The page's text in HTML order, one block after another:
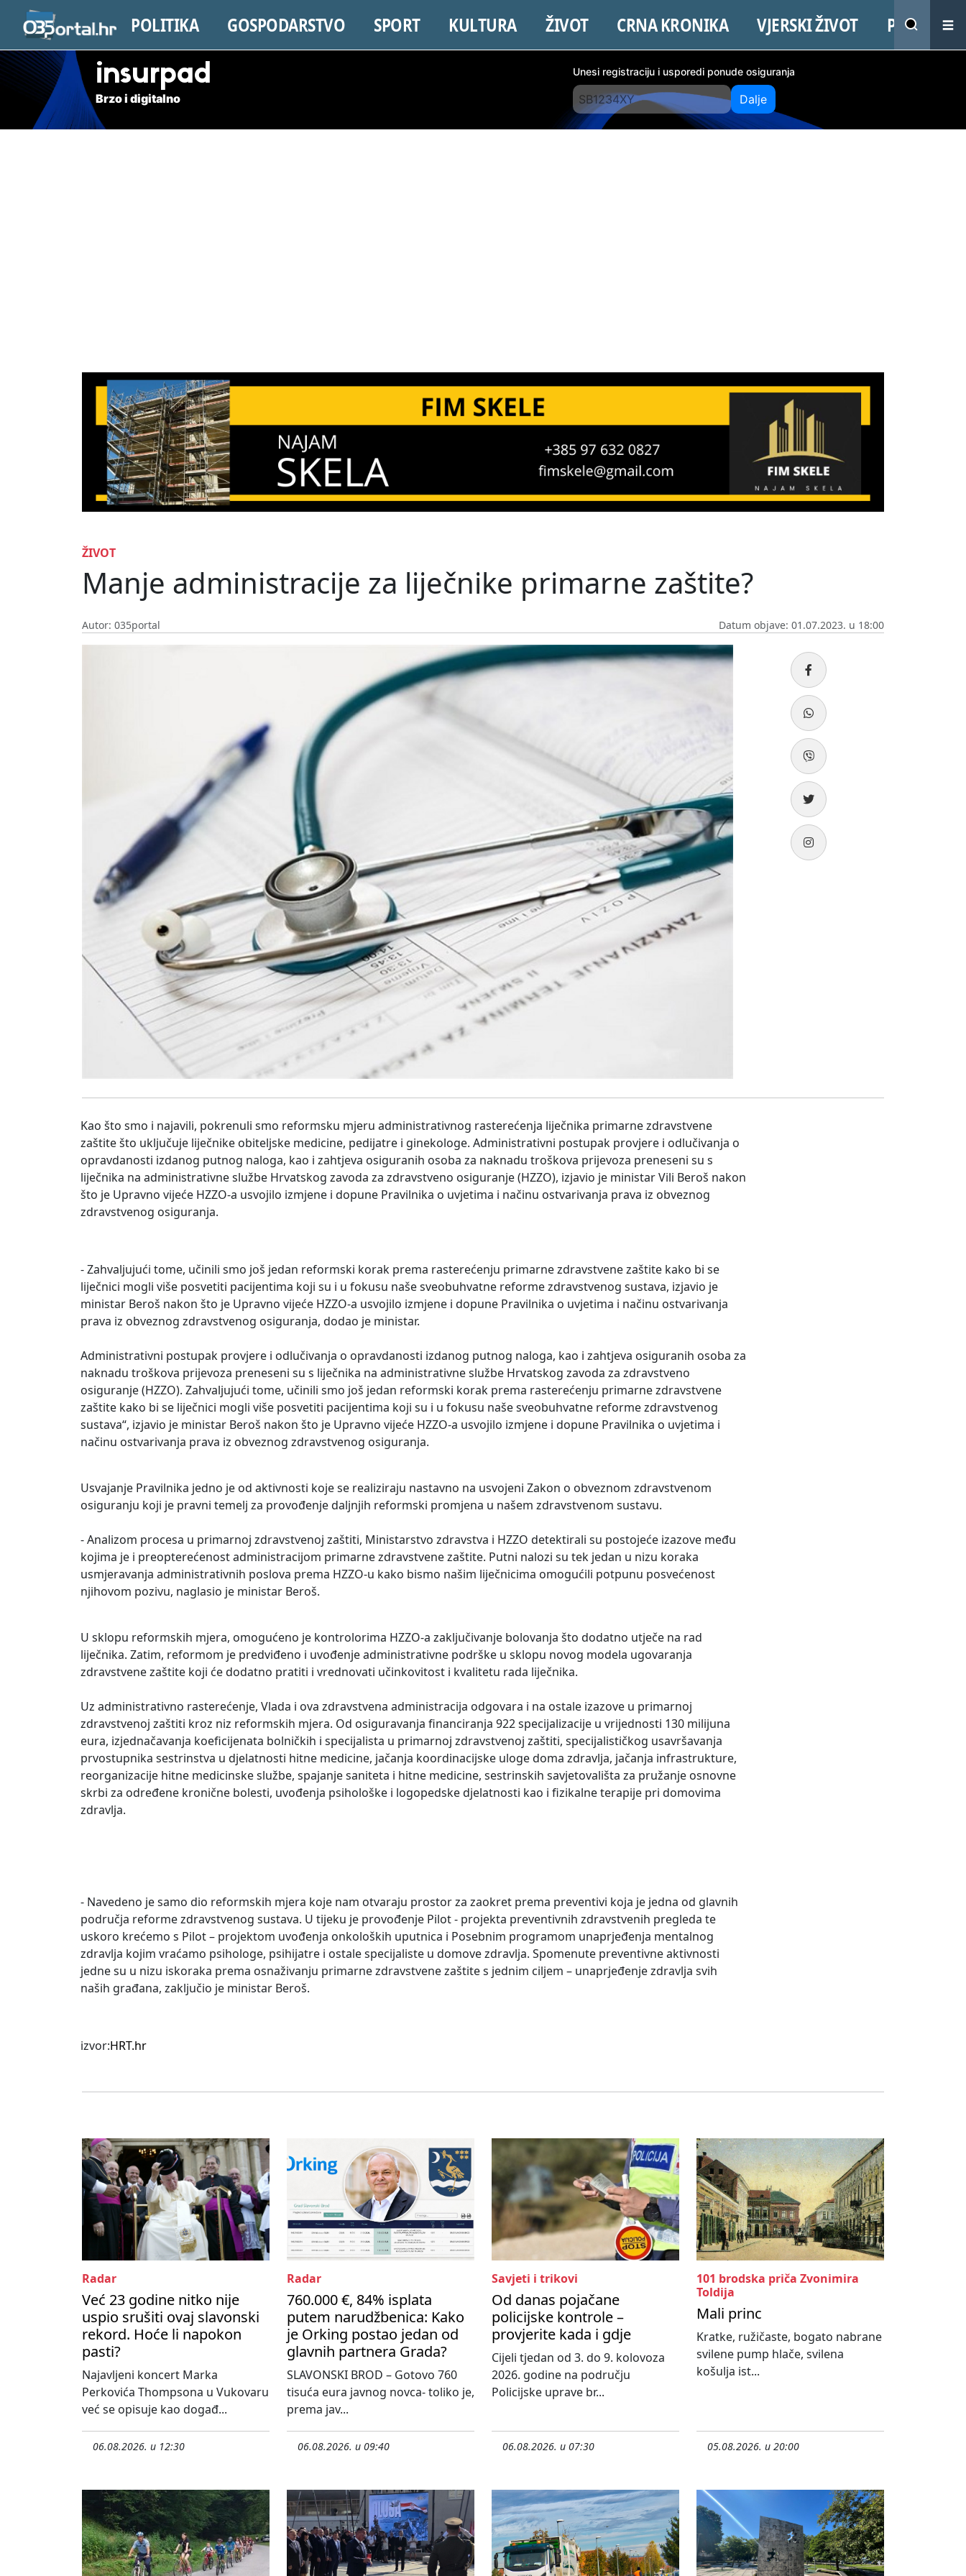
POLITIKA GOSPODARSTVO SPORT KULTURA ŽIVOT CRNA KRONIKA VJERSKI ŽIVOT PROMO
insurpad
Brzo i digitalno
Unesi registraciju i usporedi ponude osiguranja
Dalje
ŽIVOT
Manje administracije za liječnike primarne zaštite?
Autor: 035portal Datum objave: 01.07.2023. u 18:00
Kao što smo i najavili, pokrenuli smo reformsku mjeru administrativnog rasterećenja liječnika primarne zdravstvene
zaštite što uključuje liječnike obiteljske medicine, pedijatre i ginekologe. Administrativni postupak provjere i odlučivanja o
opravdanosti izdanog putnog naloga, kao i zahtjeva osiguranih osoba za naknadu troškova prijevoza preneseni su s
liječnika na administrativne službe Hrvatskog zavoda za zdravstveno osiguranje (HZZO), izjavio je ministar Vili Beroš nakon
što je Upravno vijeće HZZO-a usvojilo izmjene i dopune Pravilnika o uvjetima i načinu ostvarivanja prava iz obveznog
zdravstvenog osiguranja.
- Zahvaljujući tome, učinili smo još jedan reformski korak prema rasterećenju primarne zdravstvene zaštite kako bi se
liječnici mogli više posvetiti pacijentima koji su i u fokusu naše sveobuhvatne reforme zdravstvenog sustava, izjavio je
ministar Beroš nakon što je Upravno vijeće HZZO-a usvojilo izmjene i dopune Pravilnika o uvjetima i načinu ostvarivanja
prava iz obveznog zdravstvenog osiguranja, dodao je ministar.
Administrativni postupak provjere i odlučivanja o opravdanosti izdanog putnog naloga, kao i zahtjeva osiguranih osoba za
naknadu troškova prijevoza preneseni su s liječnika na administrativne službe Hrvatskog zavoda za zdravstveno
osiguranje (HZZO). Zahvaljujući tome, učinili smo još jedan reformski korak prema rasterećenju primarne zdravstvene
zaštite kako bi se liječnici mogli više posvetiti pacijentima koji su i u fokusu naše sveobuhvatne reforme zdravstvenog
sustava“, izjavio je ministar Beroš nakon što je Upravno vijeće HZZO-a usvojilo izmjene i dopune Pravilnika o uvjetima i
načinu ostvarivanja prava iz obveznog zdravstvenog osiguranja.
Usvajanje Pravilnika jedno je od aktivnosti koje se realiziraju nastavno na usvojeni Zakon o obveznom zdravstvenom
osiguranju koji je pravni temelj za provođenje daljnjih reformski promjena u našem zdravstvenom sustavu.
- Analizom procesa u primarnoj zdravstvenoj zaštiti, Ministarstvo zdravstva i HZZO detektirali su postojeće izazove među
kojima je i preopterećenost administracijom primarne zdravstvene zaštite. Putni nalozi su tek jedan u nizu koraka
usmjeravanja administrativnih poslova prema HZZO-u kako bismo našim liječnicima omogućili potpunu posvećenost
njihovom pozivu, naglasio je ministar Beroš.
U sklopu reformskih mjera, omogućeno je kontrolorima HZZO-a zaključivanje bolovanja što dodatno utječe na rad
liječnika. Zatim, reformom je predviđeno i uvođenje administrativne podrške u sklopu novog modela ugovaranja
zdravstvene zaštite koji će dodatno pratiti i vrednovati učinkovitost i kvalitetu rada liječnika.
Uz administrativno rasterećenje, Vlada i ova zdravstvena administracija odgovara i na ostale izazove u primarnoj
zdravstvenoj zaštiti kroz niz reformskih mjera. Od osiguravanja financiranja 922 specijalizacije u vrijednosti 130 milijuna
eura, izjednačavanja koeficijenata bolničkih i specijalista u primarnoj zdravstvenoj zaštiti, specijalističkog usavršavanja
prvostupnika sestrinstva u djelatnosti hitne medicine, jačanja koordinacijske uloge doma zdravlja, jačanja infrastrukture,
reorganizacije hitne medicinske službe, spajanje saniteta i hitne medicine, sestrinskih savjetovališta za pružanje osnovne
skrbi za određene kronične bolesti, uvođenja psihološke i logopedske djelatnosti kao i fizikalne terapije pri domovima
zdravlja.
- Navedeno je samo dio reformskih mjera koje nam otvaraju prostor za zaokret prema preventivi koja je jedna od glavnih
područja reforme zdravstvenog sustava. U tijeku je provođenje Pilot - projekta preventivnih zdravstvenih pregleda te
uskoro krećemo s Pilot – projektom uvođenja onkoloških uputnica i Posebnim programom unaprjeđenja mentalnog
zdravlja kojim vraćamo psihologe, psihijatre i ostale specijaliste u domove zdravlja. Spomenute preventivne aktivnosti
jedne su u nizu iskoraka prema osnaživanju primarne zdravstvene zaštite s jednim ciljem – unaprjeđenje zdravlja svih
naših građana, zaključio je ministar Beroš.
izvor:HRT.hr
Radar
Već 23 godine nitko nije
uspio srušiti ovaj slavonski
rekord. Hoće li napokon
pasti?
Najavljeni koncert Marka
Perkovića Thompsona u Vukovaru
već se opisuje kao događ...
06.08.2026. u 12:30
Radar
760.000 €, 84% isplata
putem narudžbenica: Kako
je Orking postao jedan od
glavnih partnera Grada?
SLAVONSKI BROD – Gotovo 760
tisuća eura javnog novca- toliko je,
prema jav...
06.08.2026. u 09:40
Savjeti i trikovi
Od danas pojačane
policijske kontrole –
provjerite kada i gdje
Cijeli tjedan od 3. do 9. kolovoza
2026. godine na području
Policijske uprave br...
06.08.2026. u 07:30
101 brodska priča Zvonimira
Toldija
Mali princ
Kratke, ružičaste, bogato nabrane
svilene pump hlače, svilena
košulja ist...
05.08.2026. u 20:00